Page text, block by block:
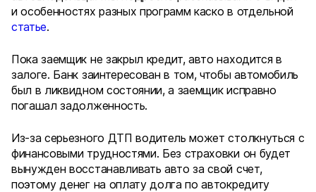
и особенностях разных программ каско в отдельной
статье.
Пока заемщик не закрыл кредит, авто находится в
залоге. Банк заинтересован в том, чтобы автомобиль
был в ликвидном состоянии, а заемщик исправно
погашал задолженность.
Из-за серьезного ДТП водитель может столкнуться с
финансовыми трудностями. Без страховки он будет
вынужден восстанавливать авто за свой счет,
поэтому денег на оплату долга по автокредиту